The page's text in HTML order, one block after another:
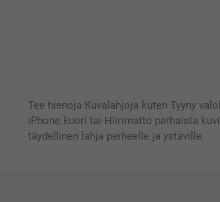
Tee hienoja Kuvalahjoja kuten Tyyny
iPhone kuori tai Hiirimatto parhaista
täydellinen lahja perheelle ja ystäville.